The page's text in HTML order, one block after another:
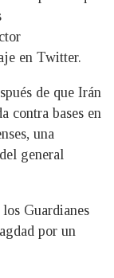
en Twitter.
de que Irán
contra bases en
una
general
Guardianes
por un